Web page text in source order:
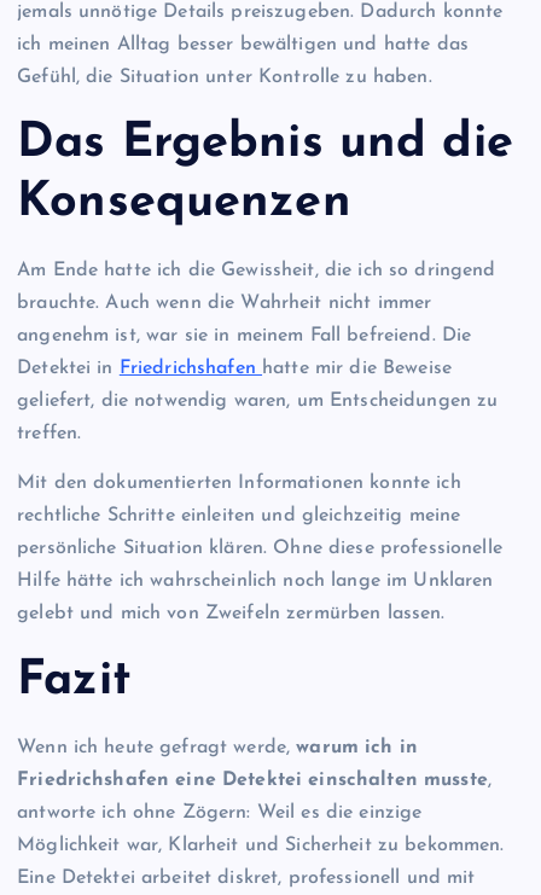
jemals unnötige Details preiszugeben. Dadurch konnte
ich meinen Alltag besser bewältigen und hatte das
Gefühl, die Situation unter Kontrolle zu haben.
Das Ergebnis und die
Konsequenzen
Am Ende hatte ich die Gewissheit, die ich so dringend
brauchte. Auch wenn die Wahrheit nicht immer
angenehm ist, war sie in meinem Fall befreiend. Die
Detektei in
Friedrichshafen hatte mir die Beweise
geliefert, die notwendig waren, um Entscheidungen zu
treffen.
Mit den dokumentierten Informationen konnte ich
rechtliche Schritte einleiten und gleichzeitig meine
persönliche Situation klären. Ohne diese professionelle
Hilfe hätte ich wahrscheinlich noch lange im Unklaren
gelebt und mich von Zweifeln zermürben lassen.
Fazit
Wenn ich heute gefragt werde,warum ich in
Friedrichshafen eine Detektei einschalten musste,
antworte ich ohne Zögern: Weil es die einzige
Möglichkeit war, Klarheit und Sicherheit zu bekommen.
Eine Detektei arbeitet diskret, professionell und mit